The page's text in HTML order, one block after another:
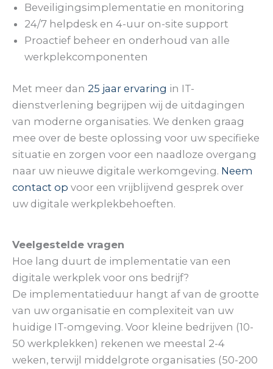
Beveiligingsimplementatie en monitoring
24/7 helpdesk en 4-uur on-site support
Proactief beheer en onderhoud van alle
werkplekcomponenten
Met meer dan 25 jaar ervaring in IT-
dienstverlening begrijpen wij de uitdagingen
van moderne organisaties. We denken graag
mee over de beste oplossing voor uw specifieke
situatie en zorgen voor een naadloze overgang
naar uw nieuwe digitale werkomgeving. Neem
contact op voor een vrijblijvend gesprek over
uw digitale werkplekbehoeften.
Veelgestelde vragen
Hoe lang duurt de implementatie van een
digitale werkplek voor ons bedrijf?
De implementatieduur hangt af van de grootte
van uw organisatie en complexiteit van uw
huidige IT-omgeving. Voor kleine bedrijven (10-
50 werkplekken) rekenen we meestal 2-4
weken, terwijl middelgrote organisaties (50-200